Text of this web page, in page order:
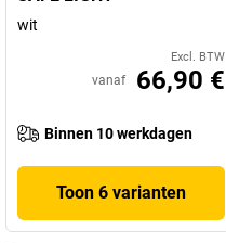
wit
Excl. BTW
vanaf 66,90 €
Binnen 10 werkdagen
Toon 6 varianten